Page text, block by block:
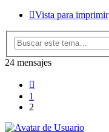
Vista para imprimir
24 mensajes
1
2